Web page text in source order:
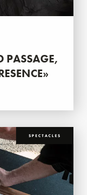
PASSAGE,
SPECTACLES